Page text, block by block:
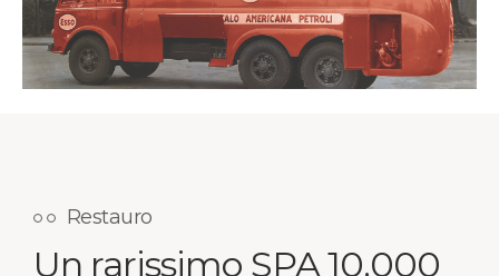
Restauro
Un rarissimo SPA 10.000